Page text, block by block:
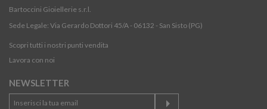
Bartoccini Gioiellerie s.r.l.
Sede Legale: Via Gerardo Dottori 45/A - 06132 - San Sisto (PG)
Scopri tutti i nostri punti vendita
Lavora con noi
NEWSLETTER